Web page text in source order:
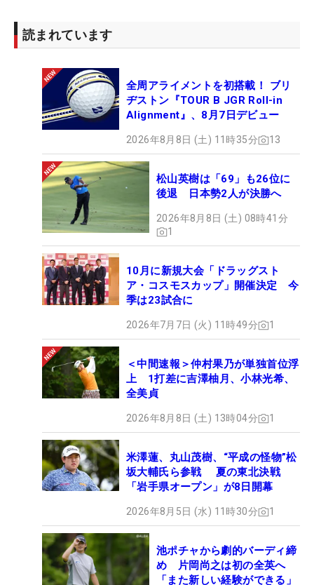
読まれています
全周アライメントを初搭載！ ブリ
ヂストン『TOUR B JGR Roll-in
Alignment』、8月7日デビュー
2026年8月8日 (土) 11時35分 13
松山英樹は「69」も26位に
後退 日本勢2人が決勝へ
2026年8月8日 (土) 08時41分
1
10月に新規大会「ドラッグスト
ア・コスモスカップ」開催決定 今
季は23試合に
2026年7月7日 (火) 11時49分 1
＜中間速報＞仲村果乃が単独首位浮
上 1打差に吉澤柚月、小林光希、
全美貞
2026年8月8日 (土) 13時04分 1
米澤蓮、丸山茂樹、“平成の怪物”松
坂大輔氏ら参戦 夏の東北決戦
「岩手県オープン」が8日開幕
2026年8月5日 (水) 11時30分 1
池ポチャから劇的バーディ締
め 片岡尚之は初の全英へ
「また新しい経験ができる」